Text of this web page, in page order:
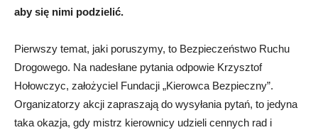
aby się nimi podzielić.
Pierwszy temat, jaki poruszymy, to Bezpieczeństwo Ruchu
Drogowego. Na nadesłane pytania odpowie Krzysztof
Hołowczyc, założyciel Fundacji „Kierowca Bezpieczny”.
Organizatorzy akcji zapraszają do wysyłania pytań, to jedyna
taka okazja, gdy mistrz kierownicy udzieli cennych rad i